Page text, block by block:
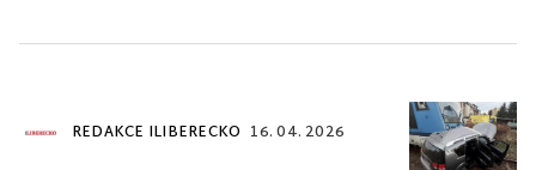
REDAKCE ILIBERECKO 16. 04. 2026